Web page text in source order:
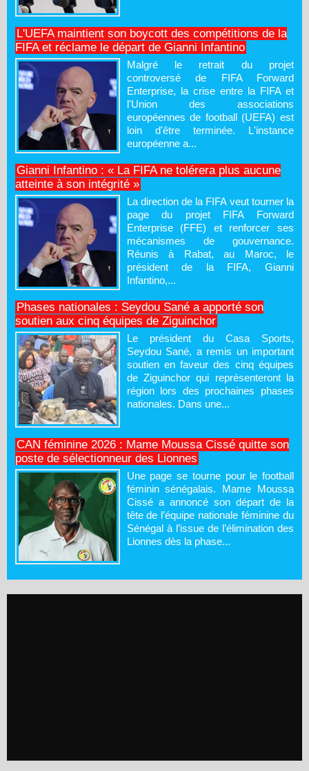
L'UEFA maintient son boycott des compétitions de la
FIFA et réclame le départ de Gianni Infantino
Malgré le retrait du projet
controversé de FIFA Forward
Enterprise, la crise entre la FIFA et
l'Union des associations
européennes de football (UEFA) est
loin d'être terminée. L'instance
européenne a...
Gianni Infantino : « La FIFA ne tolérera plus aucune
atteinte à son intégrité »
La direction de la FIFA veut tourner la
page du projet FIFA Forward
Enterprise (FFE) et renforcer ses
mécanismes de gouvernance.
Réunis à Rabat, au Maroc, le
président de la FIFA, Gianni
Infantino,...
Phases nationales : Seydou Sané a apporté son
soutien aux cinq équipes de Ziguinchor
Le président du Casa Sports,
Seydou Sané, a remis un important
soutien en faveur des cinq équipes
de Ziguinchor qui représenteront la
région lors des prochaines phases
nationales. Dans une...
CAN féminine 2026 : Mame Moussa Cissé quitte son
poste de sélectionneur des Lionnes
Une page se tourne pour le football
féminin sénégalais. Mame Moussa
Cissé a annoncé son départ de la
tête de l’équipe nationale féminine du
Sénégal à l’issue de l’élimination des
Lionnes dès la phase...